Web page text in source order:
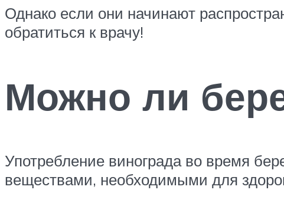
Однако если они начинают
обратиться к врачу!
Можно ли
Употребление винограда во время
веществами, необходимыми для